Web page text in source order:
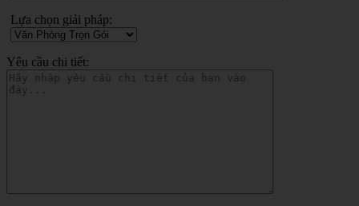
Lựa chọn giải pháp:
Yêu cầu chi tiết: